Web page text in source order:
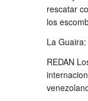
rescatar
los
La
REDAN